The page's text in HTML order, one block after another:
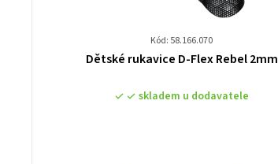
Kód: 58.166.070
Průměrné
produktu
Dětské rukavice D-Flex Rebel 2mm
skladem u dodavatele